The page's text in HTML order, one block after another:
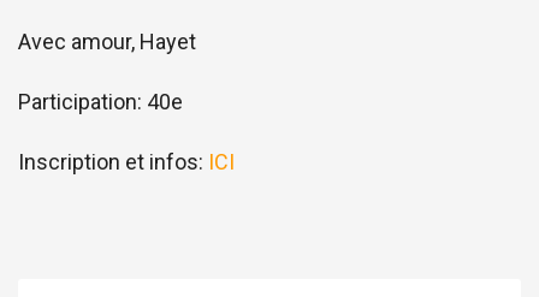
Avec amour, Hayet
Participation: 40e
Inscription et infos: ICI